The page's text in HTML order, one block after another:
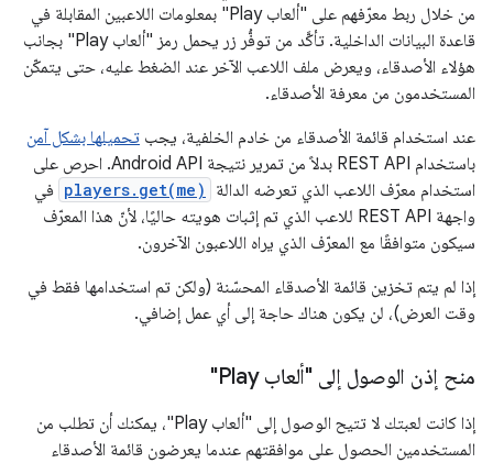
من خلال ربط معرّفهم على "ألعاب Play" بمعلومات اللاعبين المقابلة في
قاعدة البيانات الداخلية. تأكَّد من توفُّر زر يحمل رمز "ألعاب Play" بجانب
هؤلاء الأصدقاء، ويعرض ملف اللاعب الآخر عند الضغط عليه، حتى يتمكّن
المستخدمون من معرفة الأصدقاء.
عند استخدام قائمة الأصدقاء من خادم الخلفية، يجب تحميلها بشكل آمن
باستخدام REST API بدلاً من تمرير نتيجة Android API. احرص على
استخدام معرّف اللاعب الذي تعرضه الدالة
players.get(me) في
واجهة REST API للاعب الذي تم إثبات هويته حاليًا، لأنّ هذا المعرّف
سيكون متوافقًا مع المعرّف الذي يراه اللاعبون الآخرون.
إذا لم يتم تخزين قائمة الأصدقاء المحسّنة (ولكن تم استخدامها فقط في
وقت العرض)، لن يكون هناك حاجة إلى أي عمل إضافي.
منح إذن الوصول إلى "ألعاب Play"
إذا كانت لعبتك لا تتيح الوصول إلى "ألعاب Play"، يمكنك أن تطلب من
المستخدمين الحصول على موافقتهم عندما يعرضون قائمة الأصدقاء